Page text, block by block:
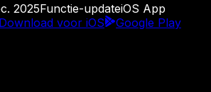
2025Functie-updateiOS App
Download voor iOS Google Play